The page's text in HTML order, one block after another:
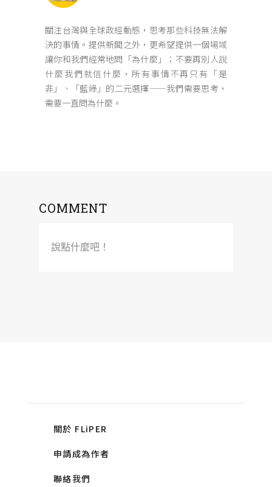
關注台灣與全球政經動態，思考那些科技無法解
決的事情。提供新聞之外，更希望提供一個場域
讓你和我們經常地問「為什麼」；不要再別人說
什麼我們就信什麼，所有事情不再只有「是
非」、「藍綠」的二元選擇——我們需要思考，
需要一直問為什麼。
COMMENT
說點什麼吧！
關於 FLiPER
申請成為作者
聯絡我們